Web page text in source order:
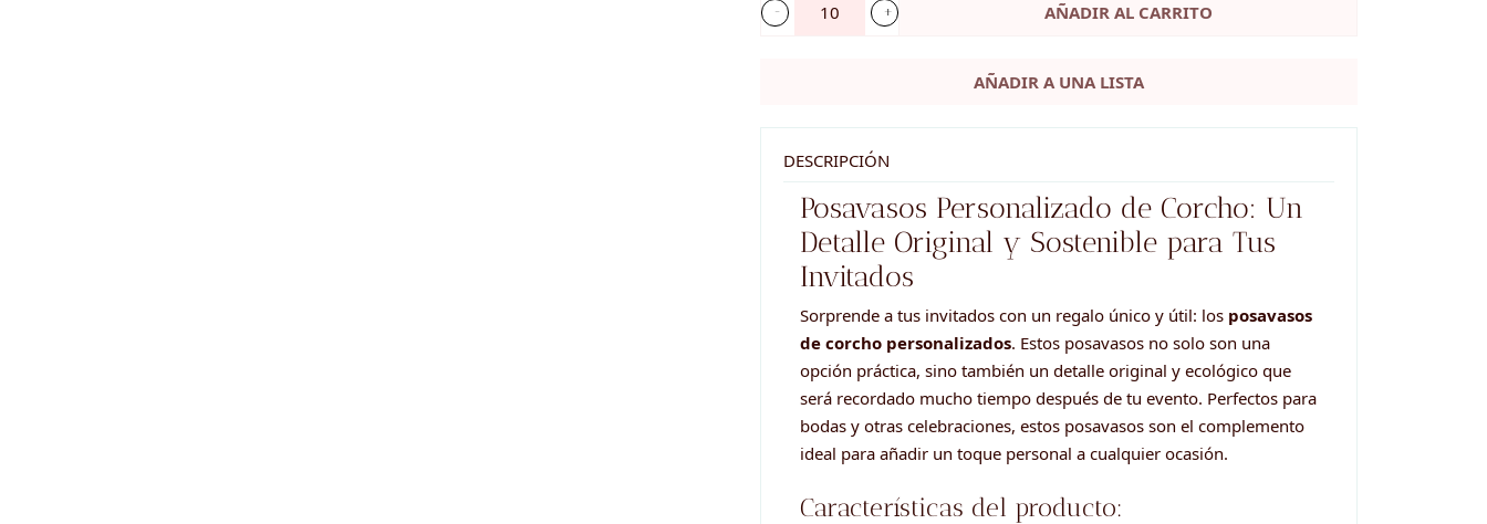
Posavaso
detalles
BODA
cantidad
AÑADIR AL CARRITO
AÑADIR A UNA LISTA
DESCRIPCIÓN
Posavasos Personalizado de Corcho: Un
Detalle Original y Sostenible para Tus
Invitados
Sorprende a tus invitados con un regalo único y útil: los posavasos
de corcho personalizados. Estos posavasos no solo son una
opción práctica, sino también un detalle original y ecológico que
será recordado mucho tiempo después de tu evento. Perfectos para
bodas y otras celebraciones, estos posavasos son el complemento
ideal para añadir un toque personal a cualquier ocasión.
Características del producto: